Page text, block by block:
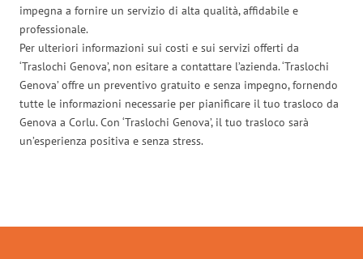
impegna a fornire un servizio di alta qualità, affidabile e
professionale.
Per ulteriori informazioni sui costi e sui servizi offerti da
‘Traslochi Genova’, non esitare a contattare l’azienda. ‘Traslochi
Genova’ offre un preventivo gratuito e senza impegno, fornendo
tutte le informazioni necessarie per pianificare il tuo trasloco da
Genova a Corlu. Con ‘Traslochi Genova’, il tuo trasloco sarà
un’esperienza positiva e senza stress.